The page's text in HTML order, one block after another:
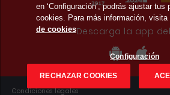
Descarga la app
Condiciones legales
en ‘Configuración’, podrás ajustar tus
cookies. Para más información, visita
de cookies
Configuración
RECHAZAR COOKIES